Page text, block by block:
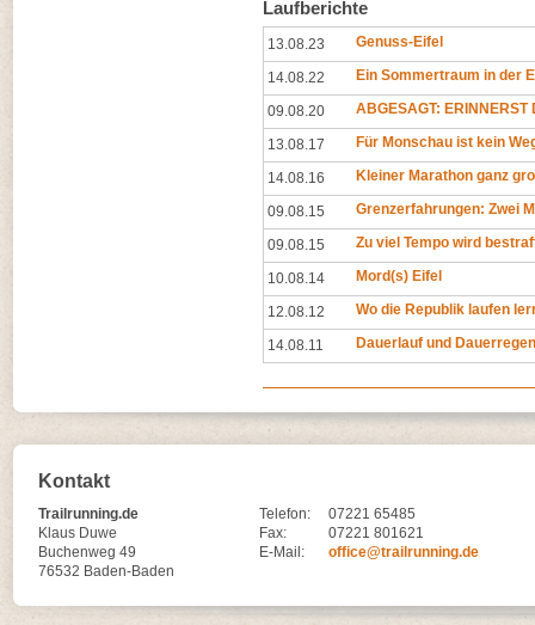
Laufberichte
13.08.23 Genuss-Eifel
14.08.22 Ein Sommertraum in der
09.08.20 ABGESAGT: ERINNERST
13.08.17 Für Monschau ist kein
14.08.16 Kleiner Marathon ganz
09.08.15 Grenzerfahrungen: Zwei
09.08.15 Zu viel Tempo wird
10.08.14 Mord(s) Eifel
12.08.12 Wo die Republik laufen
14.08.11 Dauerlauf und Dauerregen
Kontakt
Trailrunning.de
Klaus Duwe
Buchenweg 49
76532 Baden-Baden
Telefon:
07221 65485
Fax:
07221 801621
E-Mail:
office@trailrunning.de